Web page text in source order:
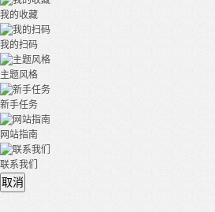
我的收藏
我的扫码
主题风格
新手任务
网站指南
联系我们
取消